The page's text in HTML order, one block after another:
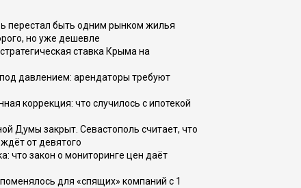
перестал быть одним рынком жилья
но уже дешевле
ставка Крыма на
давлением: арендаторы требуют
коррекция: что случилось с ипотекой
Думы закрыт. Севастополь считает, что
от девятого
что закон о мониторинге цен даёт
для «спящих» компаний с 1